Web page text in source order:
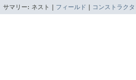
サマリー: ネスト | フィールド コンストラクタ